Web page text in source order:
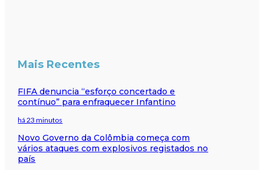
Mais Recentes
FIFA denuncia “esforço concertado e
contínuo” para enfraquecer Infantino
há 23 minutos
Novo Governo da Colômbia começa com
vários ataques com explosivos registados no
país